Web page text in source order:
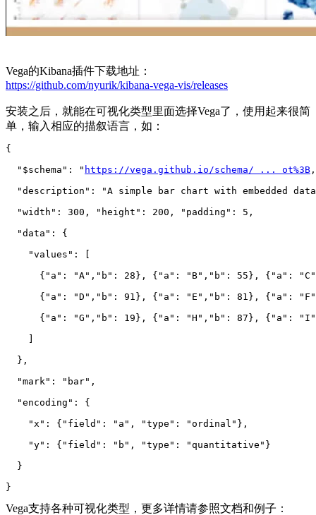
Vega的Kibana插件下载地址：
https://github.com/nyurik/kibana-vega-vis/releases
安装之后，就能在可视化类型里面选择Vega了，使用起来很简
单，输入相应的描叙语言，如：
{
  "$schema": "
https://vega.github.io/schema/ ... ot%3B ,
"description": "A simple bar chart with embedded
  "width": 300, "height": 200, "padding": 5,
  "data": {
    "values":
{"a": "A","b": 28}, {"a": "B","b": 55}, {"a":
{"a": "D","b": 91}, {"a": "E","b": 81}, {"a":
{"a": "G","b": 19}, {"a": "H","b": 87}, {"a":
  },
  "mark": "bar",
  "encoding": {
    "x": {"field": "a", "type": "ordinal"},
    "y": {"field": "b", "type": "quantitative"}
  }
}
Vega支持各种可视化类型，更多详情请参照文档和例子：